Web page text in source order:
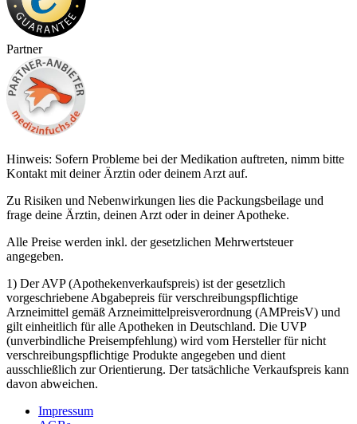
Partner
Hinweis: Sofern Probleme bei der Medikation auftreten, nimm bitte
Kontakt mit deiner Ärztin oder deinem Arzt auf.
Zu Risiken und Nebenwirkungen lies die Packungsbeilage und
frage deine Ärztin, deinen Arzt oder in deiner Apotheke.
Alle Preise werden inkl. der gesetzlichen Mehrwertsteuer
angegeben.
1) Der AVP (Apothekenverkaufspreis) ist der gesetzlich
vorgeschriebene Abgabepreis für verschreibungspflichtige
Arzneimittel gemäß Arzneimittelpreisverordnung (AMPreisV) und
gilt einheitlich für alle Apotheken in Deutschland. Die UVP
(unverbindliche Preisempfehlung) wird vom Hersteller für nicht
verschreibungspflichtige Produkte angegeben und dient
ausschließlich zur Orientierung. Der tatsächliche Verkaufspreis kann
davon abweichen.
Impressum